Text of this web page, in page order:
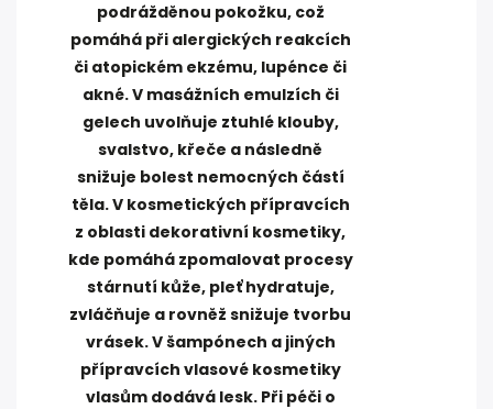
podrážděnou pokožku, což
pomáhá při alergických reakcích
či atopickém ekzému, lupénce či
akné. V masážních emulzích či
gelech uvolňuje ztuhlé klouby,
svalstvo, křeče a následně
snižuje bolest nemocných částí
těla. V kosmetických přípravcích
z oblasti dekorativní kosmetiky,
kde pomáhá zpomalovat procesy
stárnutí kůže, pleť hydratuje,
zvláčňuje a rovněž snižuje tvorbu
vrásek. V šampónech a jiných
přípravcích vlasové kosmetiky
vlasům dodává lesk. Při péči o